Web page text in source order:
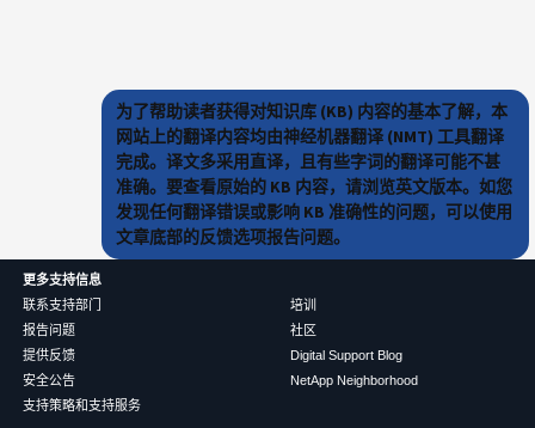
为了帮助读者获得对知识库 (KB) 内容的基本了解，本
网站上的翻译内容均由神经机器翻译 (NMT) 工具翻译
完成。译文多采用直译，且有些字词的翻译可能不甚
准确。要查看原始的 KB 内容，请浏览英文版本。如您
发现任何翻译错误或影响 KB 准确性的问题，可以使用
文章底部的反馈选项报告问题。
更多支持信息
联系支持部门
报告问题
提供反馈
安全公告
支持策略和支持服务
培训
社区
Digital Support Blog
NetApp Neighborhood